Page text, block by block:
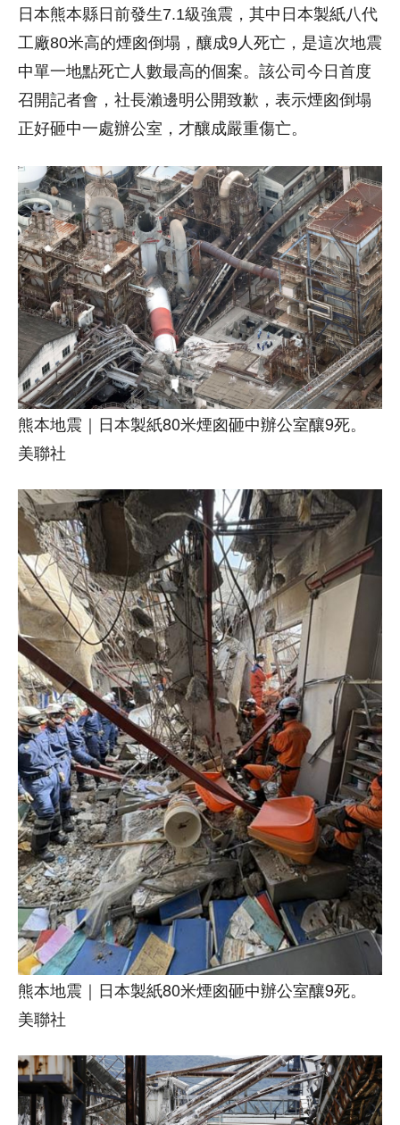
日本熊本縣日前發生7.1級強震，其中日本製紙八代
工廠80米高的煙囪倒塌，釀成9人死亡，是這次地震
中單一地點死亡人數最高的個案。該公司今日首度
召開記者會，社長瀨邊明公開致歉，表示煙囪倒塌
正好砸中一處辦公室，才釀成嚴重傷亡。
熊本地震｜日本製紙80米煙囪砸中辦公室釀9死。
美聯社
熊本地震｜日本製紙80米煙囪砸中辦公室釀9死。
美聯社